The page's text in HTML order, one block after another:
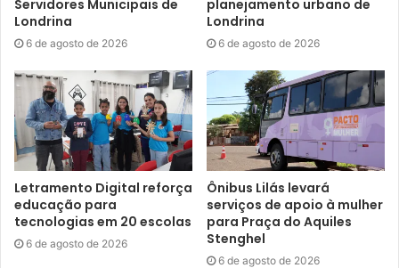
Servidores Municipais de
Londrina
6 de agosto de 2026
planejamento urbano de
Londrina
6 de agosto de 2026
Letramento Digital reforça
educação para
tecnologias em 20 escolas
6 de agosto de 2026
Ônibus Lilás levará
serviços de apoio à mulher
para Praça do Aquiles
Stenghel
6 de agosto de 2026